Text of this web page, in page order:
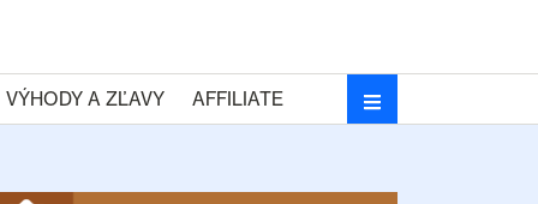
VÝHODY A ZĽAVY AFFILIATE